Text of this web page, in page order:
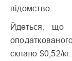
відомство.
Йдеться, що
склало $0,52/кг.